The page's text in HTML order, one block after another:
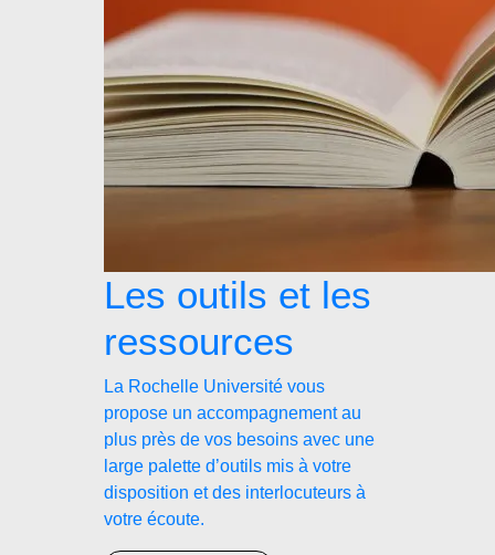
Les outils et les
ressources
La Rochelle Université vous
propose un accompagnement au
plus près de vos besoins avec une
large palette d’outils mis à votre
disposition et des interlocuteurs à
votre écoute.